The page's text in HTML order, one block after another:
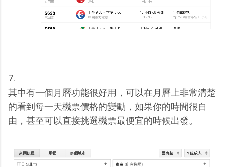
7.
其中有一個月曆功能很好用，可以在月曆上非常清楚
的看到每一天機票價格的變動，如果你的時間很自
由，甚至可以直接挑選機票最便宜的時候出發。